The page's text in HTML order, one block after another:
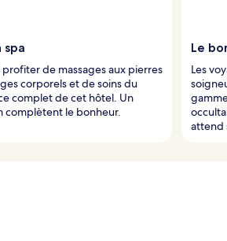
spa
de massages aux pierres
corporels et de soins du
complet de cet hôtel. Un
complètent le bonheur.
Le
Les
attend